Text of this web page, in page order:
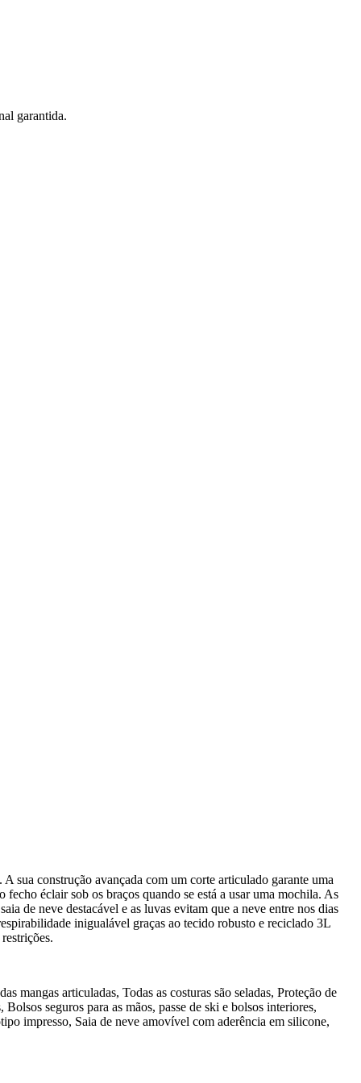
garantida.
sua construção avançada com um corte articulado garante uma
éclair sob os braços quando se está a usar uma mochila. As
de neve destacável e as luvas evitam que a neve entre nos dias
inigualável graças ao tecido robusto e reciclado 3L
articuladas, Todas as costuras são seladas, Proteção de
seguros para as mãos, passe de ski e bolsos interiores,
impresso, Saia de neve amovível com aderência em silicone,